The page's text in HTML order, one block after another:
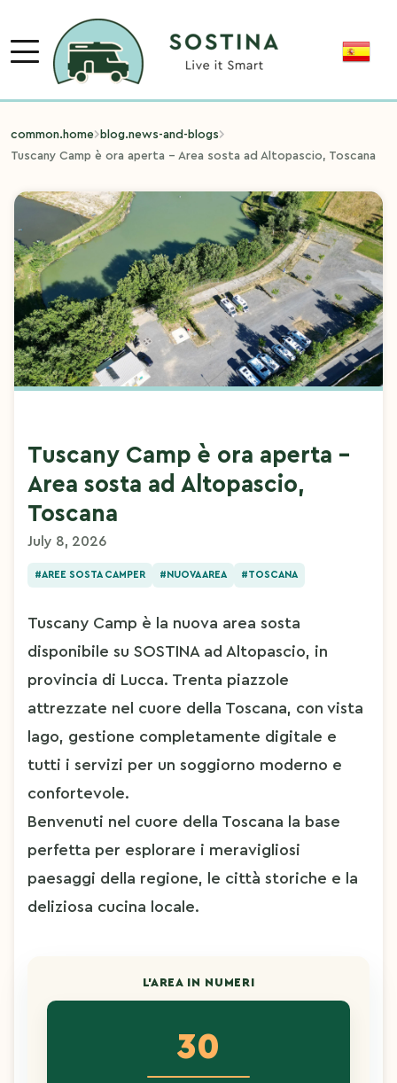
common.home
blog.news-and-blogs
Tuscany Camp è ora aperta - Area sosta ad Altopascio, Toscana
Tuscany Camp è ora aperta -
Area sosta ad Altopascio,
Toscana
July 8, 2026
#AREE SOSTA CAMPER #NUOVA AREA #TOSCANA
Tuscany Camp è la nuova area sosta
disponibile su SOSTINA ad Altopascio, in
provincia di Lucca. Trenta piazzole
attrezzate nel cuore della Toscana, con vista
lago, gestione completamente digitale e
tutti i servizi per un soggiorno moderno e
confortevole.
Benvenuti nel cuore della Toscana la base
perfetta per esplorare i meravigliosi
paesaggi della regione, le città storiche e la
deliziosa cucina locale.
L'AREA IN NUMERI
30